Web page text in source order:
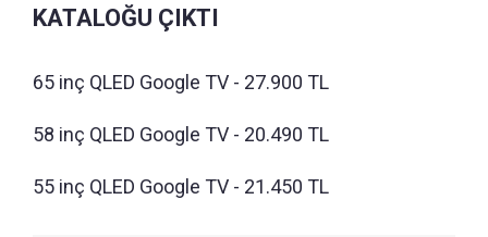
KATALOĞU ÇIKTI
65 inç QLED Google TV - 27.900 TL
58 inç QLED Google TV - 20.490 TL
55 inç QLED Google TV - 21.450 TL